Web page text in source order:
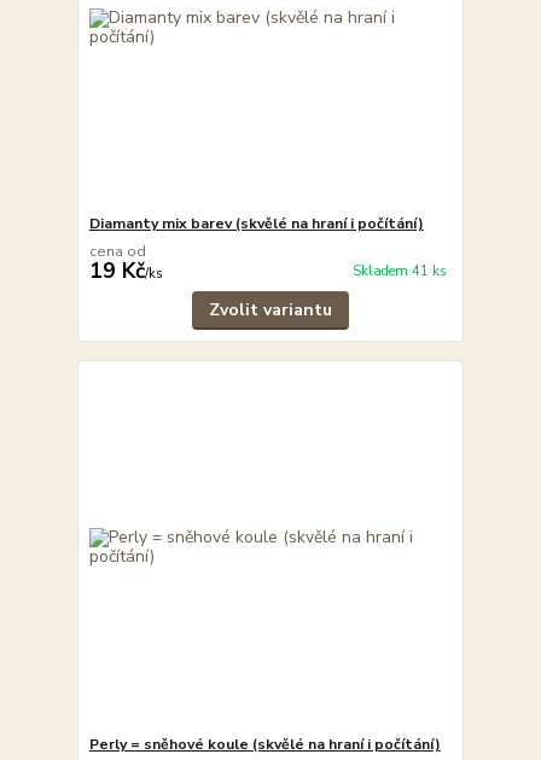
Diamanty mix barev (skvělé na hraní i počítání)
cena od
19 Kč/ks Skladem 41 ks
Zvolit variantu
Perly = sněhové koule (skvělé na hraní i počítání)